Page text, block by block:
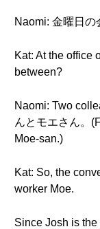
Naomi: 金曜日
Kat: At the office
between?
Naomi: Two
んとモエさん。
Moe-san.)
Kat: So, the
worker Moe.
Since Josh is